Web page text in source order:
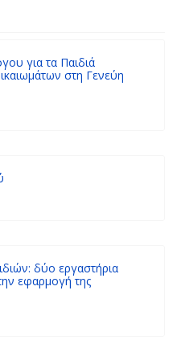
για τα Παιδιά
στη Γενεύη
δύο εργαστήρια
εφαρμογή της